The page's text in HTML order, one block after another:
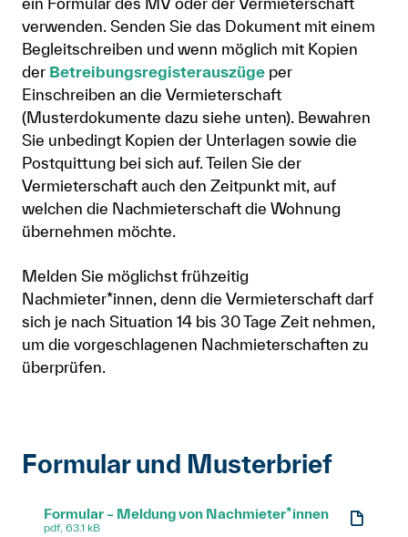
verwenden. Senden Sie das Dokument mit einem
Begleitschreiben und wenn möglich mit Kopien
der Betreibungsregisterauszüge per
Einschreiben an die Vermieterschaft
(Musterdokumente dazu siehe unten). Bewahren
Sie unbedingt Kopien der Unterlagen sowie die
Postquittung bei sich auf. Teilen Sie der
Vermieterschaft auch den Zeitpunkt mit, auf
welchen die Nachmieterschaft die Wohnung
übernehmen möchte.
Melden Sie möglichst frühzeitig
Nachmieter*innen, denn die Vermieterschaft darf
sich je nach Situation 14 bis 30 Tage Zeit nehmen,
um die vorgeschlagenen Nachmieterschaften zu
überprüfen.
Formular und Musterbrief
Formular – Meldung von Nachmieter*innen
pdf, 63.1 kB